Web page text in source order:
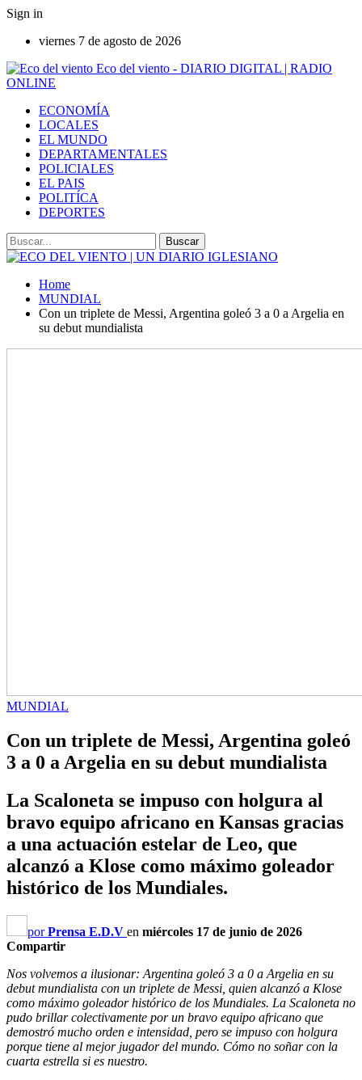
Sign in
viernes 7 de agosto de 2026
Eco del viento - DIARIO DIGITAL | RADIO
ONLINE
ECONOMÍA
LOCALES
EL MUNDO
DEPARTAMENTALES
POLICIALES
EL PAIS
POLITÍCA
DEPORTES
Home
MUNDIAL
Con un triplete de Messi, Argentina goleó 3 a 0 a Argelia en
su debut mundialista
MUNDIAL
Con un triplete de Messi, Argentina goleó
3 a 0 a Argelia en su debut mundialista
La Scaloneta se impuso con holgura al
bravo equipo africano en Kansas gracias
a una actuación estelar de Leo, que
alcanzó a Klose como máximo goleador
histórico de los Mundiales.
porPrensa E.D.V en miércoles 17 de junio de 2026
Compartir
Nos volvemos a ilusionar: Argentina goleó 3 a 0 a Argelia en su
debut mundialista con un triplete de Messi, quien alcanzó a Klose
como máximo goleador histórico de los Mundiales. La Scaloneta no
pudo brillar colectivamente por un bravo equipo africano que
demostró mucho orden e intensidad, pero se impuso con holgura
porque tiene al mejor jugador del mundo. Cómo no soñar con la
cuarta estrella si es nuestro.